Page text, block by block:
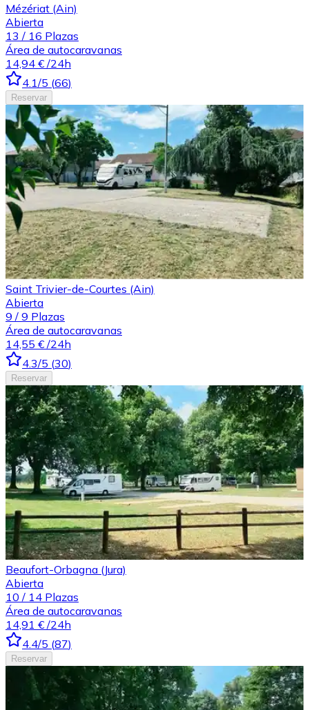
Mézériat (Ain)
Abierta
13 / 16 Plazas
Área de autocaravanas
14,94 € /24h
4.1/5 (66)
Reservar
Saint Trivier-de-Courtes (Ain)
Abierta
9 / 9 Plazas
Área de autocaravanas
14,55 € /24h
4.3/5 (30)
Reservar
Beaufort-Orbagna (Jura)
Abierta
10 / 14 Plazas
Área de autocaravanas
14,91 € /24h
4.4/5 (87)
Reservar